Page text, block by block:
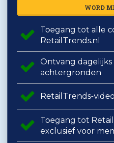
WORD
Toegang tot alle
RetailTrends.nl
Ontvang
achtergronden
RetailTrends-
Toegang tot
exclusief voor